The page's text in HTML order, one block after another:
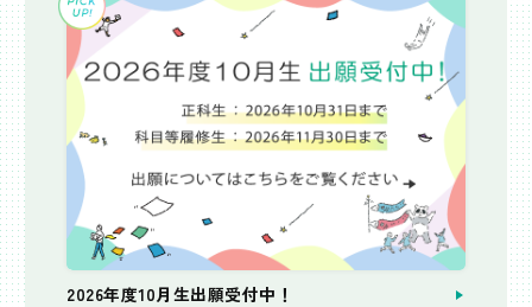
2026年度10月生出願受付中！